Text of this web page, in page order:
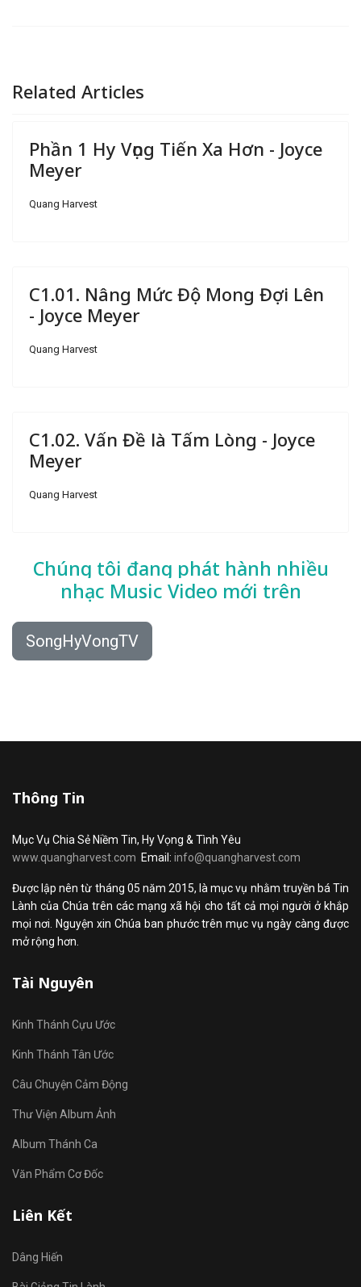
Related Articles
Phần 1 Hy Vọng Tiến Xa Hơn - Joyce
Meyer
Quang Harvest
C1.01. Nâng Mức Độ Mong Đợi Lên
- Joyce Meyer
Quang Harvest
C1.02. Vấn Đề là Tấm Lòng - Joyce
Meyer
Quang Harvest
Chúng tôi đang phát hành nhiều
nhạc Music Video mới trên
SongHyVongTV
Thông Tin
Mục Vụ Chia Sẻ Niềm Tin, Hy Vọng & Tình Yêu
www.quangharvest.com Email: info@quangharvest.com
Được lập nên từ tháng 05 năm 2015, là mục vụ nhằm truyền bá Tin
Lành của Chúa trên các mạng xã hội cho tất cả mọi người ở khắp
mọi nơi. Nguyện xin Chúa ban phước trên mục vụ ngày càng được
mở rộng hơn.
Tài Nguyên
Kinh Thánh Cựu Ước
Kinh Thánh Tân Ước
Câu Chuyện Cảm Động
Thư Viện Album Ảnh
Album Thánh Ca
Văn Phẩm Cơ Đốc
Liên Kết
Dâng Hiến